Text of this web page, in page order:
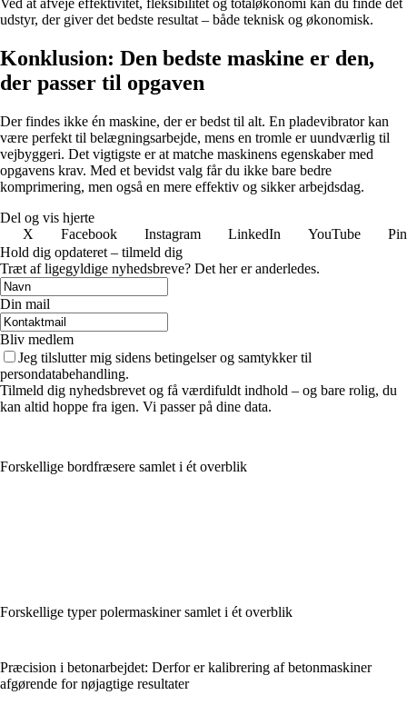
udstyr, der giver det bedste resultat – både teknisk og økonomisk.
Konklusion: Den bedste maskine er den,
der passer til opgaven
Der findes ikke én maskine, der er bedst til alt. En pladevibrator kan
være perfekt til belægningsarbejde, mens en tromle er uundværlig til
vejbyggeri. Det vigtigste er at matche maskinens egenskaber med
opgavens krav. Med et bevidst valg får du ikke bare bedre
komprimering, men også en mere effektiv og sikker arbejdsdag.
Del og vis hjerte
X
Facebook Instagram LinkedIn YouTube
Hold dig opdateret – tilmeld dig
Træt af ligegyldige nyhedsbreve? Det her er anderledes.
Din mail
Bliv medlem
Jeg tilslutter mig sidens betingelser og samtykker til
persondatabehandling.
Tilmeld dig nyhedsbrevet og få værdifuldt indhold – og bare rolig, du
kan altid hoppe fra igen. Vi passer på dine data.
Forskellige bordfræsere samlet i ét overblik
Forskellige typer polermaskiner samlet i ét overblik
Præcision i betonarbejdet: Derfor er kalibrering af betonmaskiner
afgørende for nøjagtige resultater